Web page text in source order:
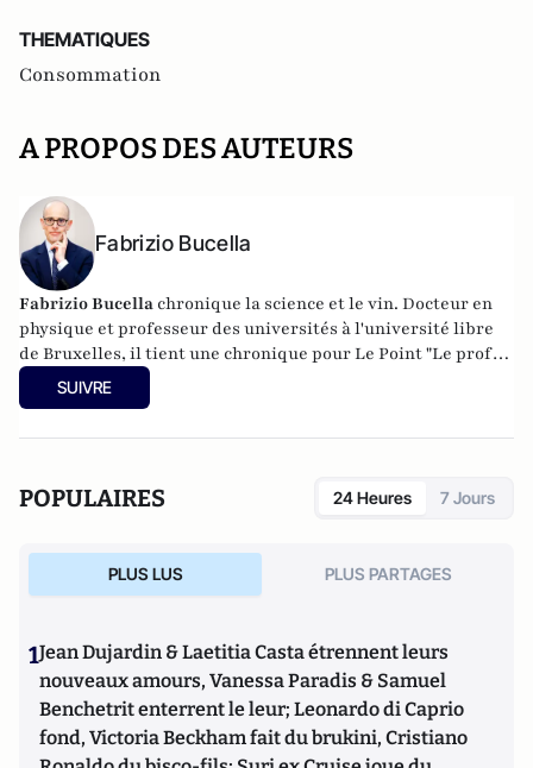
THEMATIQUES
Consommation
A PROPOS DES AUTEURS
Fabrizio Bucella
Fabrizio Bucella chronique la science et le vin. Docteur en
physique et professeur des universités à l'université libre
de Bruxelles, il tient une chronique pour Le Point "Le prof
en liberté". Chaque semaine, on le retrouve dans le poste de
radio et télévision belge de service public (RTBF). Sur les
SUIVRE
POPULAIRES 24 Heures 7 Jours
PLUS LUS PLUS PARTAGES
1Jean Dujardin & Laetitia Casta étrennent leurs
nouveaux amours, Vanessa Paradis & Samuel
Benchetrit enterrent le leur; Leonardo di Caprio
fond, Victoria Beckham fait du brukini, Cristiano